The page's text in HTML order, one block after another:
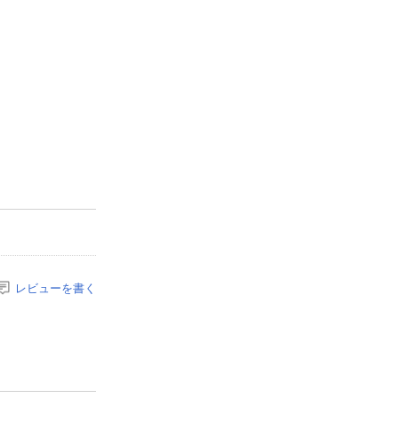
レビューを書く